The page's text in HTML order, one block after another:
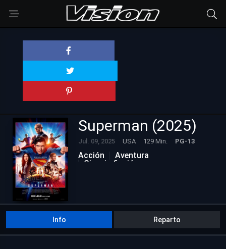
Superman (2025)
Jul. 09, 2025 USA 129 Min. PG-13
Acción
Aventura
Ciencia ficción
Info Reparto